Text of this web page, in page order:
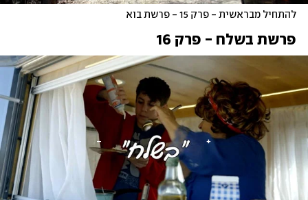
להתחיל מבראשית - פרק 15 - פרשת בוא
פרשת בשלח - פרק 16